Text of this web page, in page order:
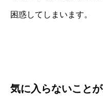
困惑してしまいます。
気に入らないこと